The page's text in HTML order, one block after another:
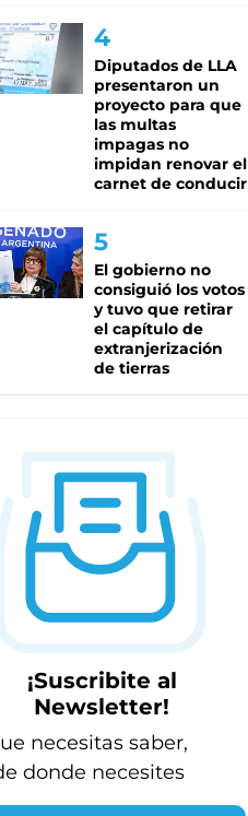
Diputados de LLA
presentaron un
proyecto para que
las multas
impagas no
impidan renovar el
carnet de conducir
El gobierno no
consiguió los votos
y tuvo que retirar
el capítulo de
extranjerización
de tierras
¡Suscribite al
Newsletter!
necesitas saber,
donde necesites